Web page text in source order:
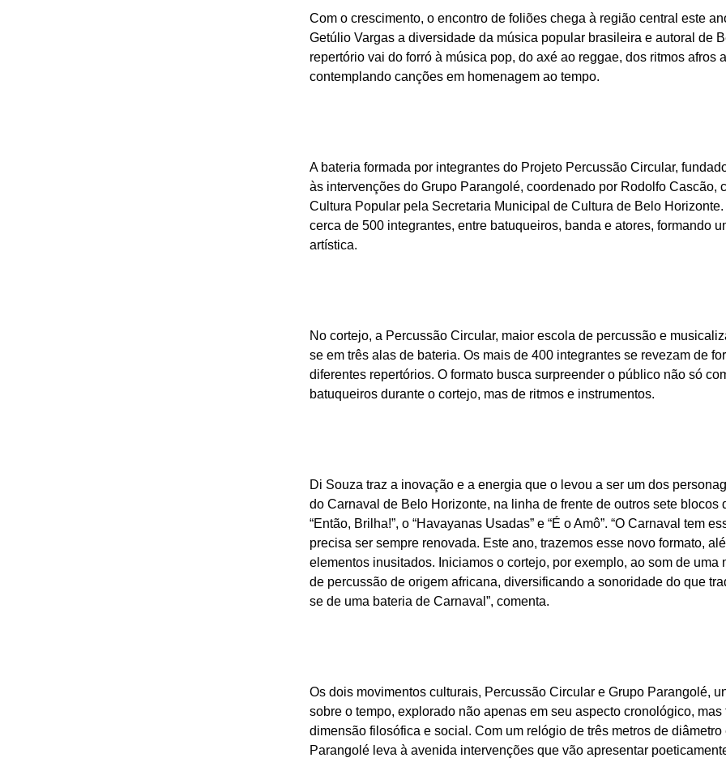
Com o crescimento, o encontro de foliões chega à região central este
Getúlio Vargas a diversidade da música popular brasileira e autoral de
repertório vai do forró à música pop, do axé ao reggae, dos ritmos afros
contemplando canções em homenagem ao tempo.
A bateria formada por integrantes do Projeto Percussão Circular,
às intervenções do Grupo Parangolé, coordenado por Rodolfo Cascão,
Cultura Popular pela Secretaria Municipal de Cultura de Belo Horizonte.
cerca de 500 integrantes, entre batuqueiros, banda e atores, formando
artística.
No cortejo, a Percussão Circular, maior escola de percussão e
se em três alas de bateria. Os mais de 400 integrantes se revezam de
diferentes repertórios. O formato busca surpreender o público não só
batuqueiros durante o cortejo, mas de ritmos e instrumentos.
Di Souza traz a inovação e a energia que o levou a ser um dos
do Carnaval de Belo Horizonte, na linha de frente de outros sete blocos
“Então, Brilha!”, o “Havayanas Usadas” e “É o Amô”. “O Carnaval tem
precisa ser sempre renovada. Este ano, trazemos esse novo formato,
elementos inusitados. Iniciamos o cortejo, por exemplo, ao som de uma
de percussão de origem africana, diversificando a sonoridade do que
se de uma bateria de Carnaval”, comenta.
Os dois movimentos culturais, Percussão Circular e Grupo Parangolé,
sobre o tempo, explorado não apenas em seu aspecto cronológico, mas
dimensão filosófica e social. Com um relógio de três metros de
Parangolé leva à avenida intervenções que vão apresentar